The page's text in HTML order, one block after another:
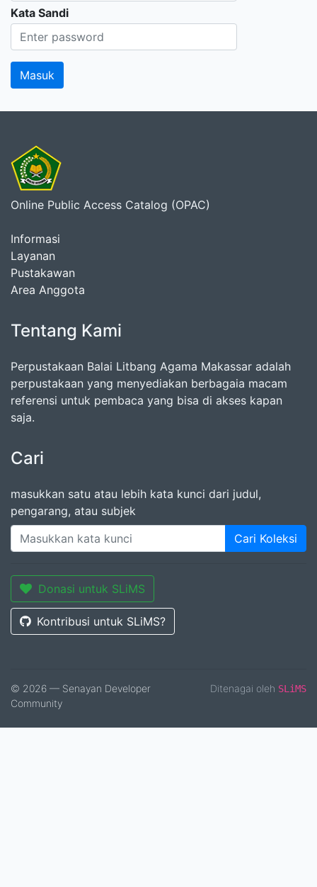
Kata Sandi
Online Public Access Catalog (OPAC)
Informasi
Layanan
Pustakawan
Area Anggota
Tentang Kami
Perpustakaan Balai Litbang Agama Makassar adalah
perpustakaan yang menyediakan berbagaia macam
referensi untuk pembaca yang bisa di akses kapan
saja.
Cari
masukkan satu atau lebih kata kunci dari judul,
pengarang, atau subjek
Cari Koleksi
Donasi untuk SLiMS
Kontribusi untuk SLiMS?
© 2026 — Senayan Developer
Community
Ditenagai oleh SLiMS